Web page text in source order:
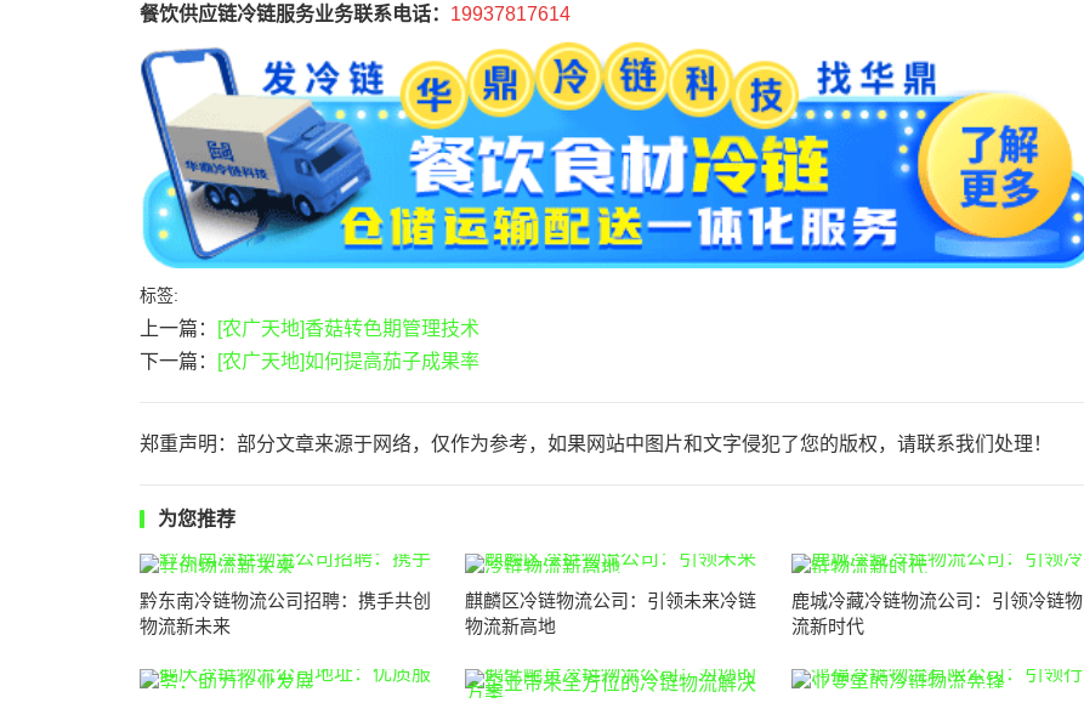
餐饮供应链冷链服务业务联系电话： 19937817614
标签:
上一篇：
[农广天地]香菇转色期管理技术
下一篇：
[农广天地]如何提高茄子成果率
郑重声明：部分文章来源于网络，仅作为参考，如果网站中图片和文字侵犯了您的版权，请联系我们处理！
为您推荐
黔东南冷链物流公司招聘：携手共创
物流新未来
麒麟区冷链物流公司：引领未来冷链
物流新高地
鹿城冷藏冷链物流公司：引领冷链物
流新时代